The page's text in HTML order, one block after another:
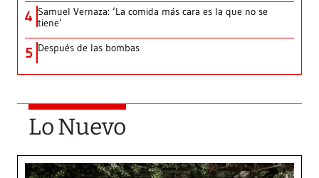
4 Samuel Vernaza: ‘La comida más cara es la que no se
tiene’
5 Después de las bombas
Lo Nuevo